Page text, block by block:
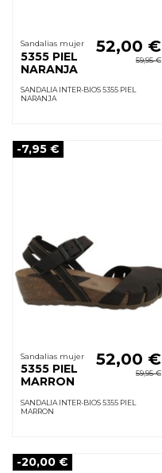
Sandalias mujer
5355 PIEL
NARANJA
52,00 €
59,95 €
SANDALIA INTER-BIOS 5355 PIEL
NARANJA
-7,95 €
Sandalias mujer
5355 PIEL
MARRON
52,00 €
59,95 €
SANDALIA INTER-BIOS 5355 PIEL
MARRON
-20,00 €